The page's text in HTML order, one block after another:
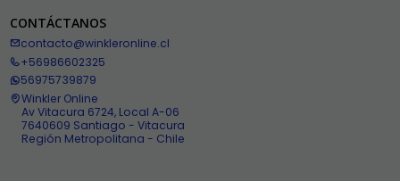
CONTÁCTANOS
contacto@winkleronline.cl
+56986602325
56975739879
Winkler Online
Av Vitacura 6724, Local A-06
7640609 Santiago - Vitacura
Región Metropolitana - Chile